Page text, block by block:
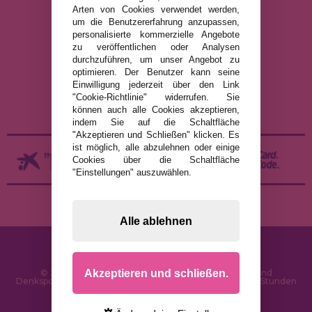
RECHTLICHE HINWEISE
DATENSCHUTZRICHTLINIE
COOKIE-RICHTLINIE
VERSAND UND RÜCKGABE
RÜCKGABE / WIDERRUF
© 2026 PuzzleLaden.de - Online-Shop für Puzzles und
Denksportaufgaben im Internet. Schnelle Lieferung in 24 Stunden
Arten von Cookies verwendet werden,
um die Benutzererfahrung anzupassen,
personalisierte kommerzielle Angebote
zu veröffentlichen oder Analysen
durchzuführen, um unser Angebot zu
optimieren. Der Benutzer kann seine
Einwilligung jederzeit über den Link
"Cookie-Richtlinie" widerrufen. Sie
können auch alle Cookies akzeptieren,
indem Sie auf die Schaltfläche
"Akzeptieren und Schließen" klicken. Es
ist möglich, alle abzulehnen oder einige
Cookies über die Schaltfläche
"Einstellungen" auszuwählen.
Alle ablehnen
Akzeptieren und schließen.